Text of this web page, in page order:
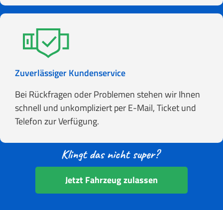
Zuverlässiger Kundenservice
Bei Rückfragen oder Problemen stehen wir Ihnen
schnell und unkompliziert per E-Mail, Ticket und
Telefon zur Verfügung.
Jetzt Fahrzeug zulassen